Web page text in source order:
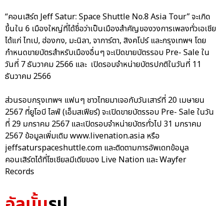
“คอนเสิร์ต Jeff Satur: Space Shuttle No.8 Asia Tour” จะเกิด
ขึ้นใน 6 เมืองใหญ่ที่ได้ชื่อว่าเป็นเมืองสำคัญของวงการเพลงทั่วเอเชีย
ได้แก่ ไทเป, ฮ่องกง, มะนิลา, จาการ์ตา, สิงคโปร์ และกรุงเทพฯ โดย
กำหนดขายบัตรสำหรับเมืองอื่นๆ จะเปิดขายบัตรรอบ Pre- Sale ใน
วันที่ 7 ธันวาคม 2566 และ เปิดรอบจำหน่ายบัตรปกติในวันที่ 11
ธันวาคม 2566
ส่วนรอบกรุงเทพฯ แฟนๆ ชาวไทยมาเจอกับวันเสาร์ที่ 20 เมษายน
2567 ที่ยูโอบี ไลฟ์ (เอ็มสเฟียร์) จะเปิดขายบัตรรอบ Pre- Sale ในวัน
ที่ 29 มกราคม 2567 และเปิดรอบจำหน่ายบัตรทั่วไป 31 มกราคม
2567 ข้อมูลเพิ่มเติม www.livenation.asia หรือ
jeffsaturspaceshuttle.com และติดตามการอัพเดทข้อมูล
คอนเสิร์ตได้ที่โซเชียลมีเดียของ Live Nation และ Wayfer
Records